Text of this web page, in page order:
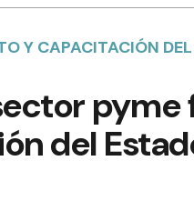
Y CAPACITACIÓN
del